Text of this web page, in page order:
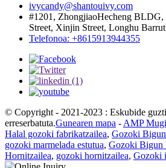
ivycandy@shantouivy.com
#1201, ZhongjiaoHecheng BLDG,
Street, Xinjin Street, Longhu
Telefonoa: +8615913944355
© Copyright - 2021-2023 : Eskubide
erreserbatuta.Gunearen mapa - AMP
Halal gozoki fabrikatzailea, Gozoki
gozoki marmelada estutua, Gozoki Bigun
Hornitzailea, gozoki hornitzailea, Gozoki